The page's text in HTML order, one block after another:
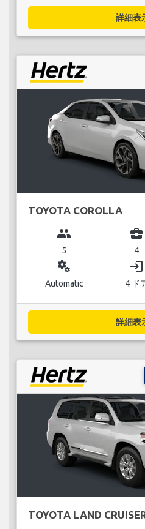
詳細表
TOYOTA COROLLA
group
5
business_center
4
miscellaneous_services
Automatic
login
4 ド
詳細表
TOYOTA LAND